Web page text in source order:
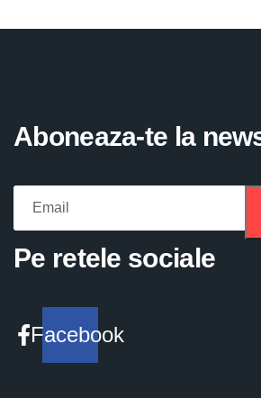
Aboneaza-te la
Pe retele sociale
Facebook